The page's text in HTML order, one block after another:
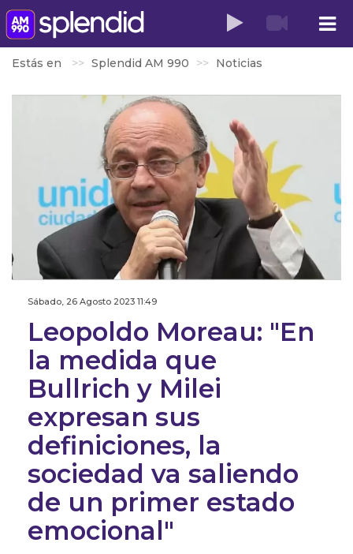
Estás en Splendid AM 990 Noticias
Sábado, 26 Agosto 2023 11:49
Leopoldo Moreau: "En
la medida que
Bullrich y Milei
expresan sus
definiciones, la
sociedad va saliendo
de un primer estado
emocional"